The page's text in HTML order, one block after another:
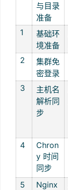
与目录
准备
1
基础环
境准备
2
集群免
密登录
3
主机名
解析同
步
4
Chron
y 时间
同步
5
Nginx